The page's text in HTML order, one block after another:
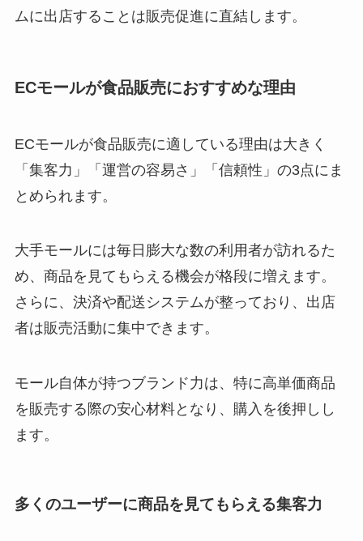
ムに出店することは販売促進に直結します。
ECモールが食品販売におすすめな理由
ECモールが食品販売に適している理由は大きく
「集客力」「運営の容易さ」「信頼性」の3点にま
とめられます。
大手モールには毎日膨大な数の利用者が訪れるた
め、商品を見てもらえる機会が格段に増えます。
さらに、決済や配送システムが整っており、出店
者は販売活動に集中できます。
モール自体が持つブランド力は、特に高単価商品
を販売する際の安心材料となり、購入を後押しし
ます。
多くのユーザーに商品を見てもらえる集客力